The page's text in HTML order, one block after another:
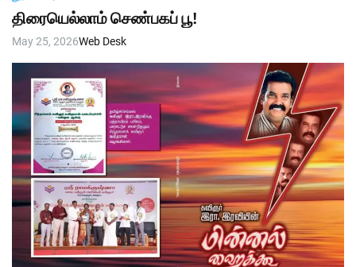
திரையெல்லாம் செண்பகப் பூ!
May 25, 2026Web Desk